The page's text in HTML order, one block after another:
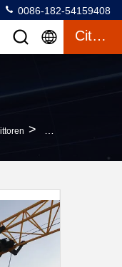
0086-182-54159408
Citaat
> Qtz7550 Grote